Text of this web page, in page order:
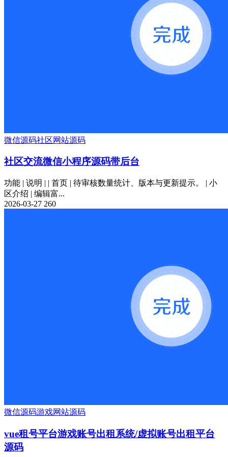
微信源码社区网站源码
社区交流微信小程序源码带后台
功能 | 说明 | | 首页 | 待审核数量统计、版本与更新提示。 | 小
区介绍 | 编辑富...
2026-03-27 260
微信源码游戏网站源码
vue租号平台游戏账号出租系统/虚拟账号出租平台
源码